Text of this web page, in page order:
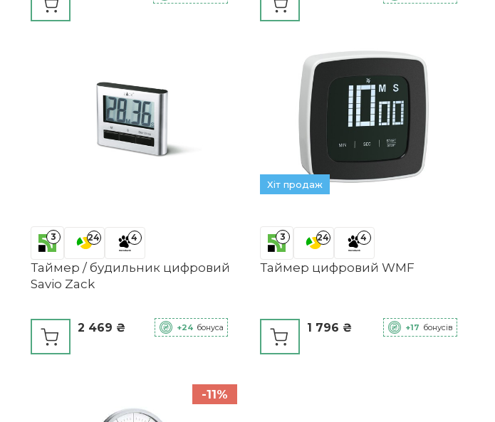
3 24 4
Таймер / будильник цифровий
Savio Zack
2 469 ₴ +24 бонуса
Хіт продаж
3 24 4
Таймер цифровий WMF
1 796 ₴ +17 бонусів
-11%